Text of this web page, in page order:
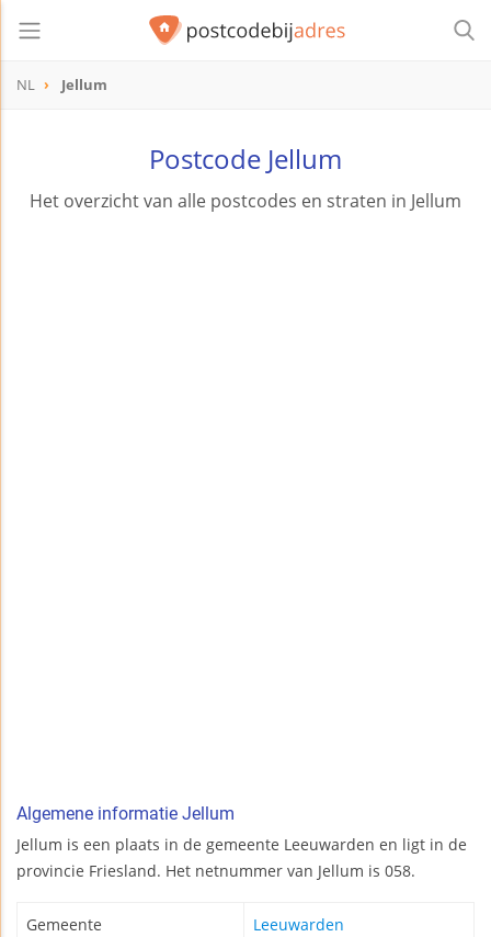
NL Jellum
Postcode Jellum
Het overzicht van alle postcodes en straten in Jellum
Algemene informatie Jellum
Jellum is een plaats in de gemeente Leeuwarden en ligt in de
provincie Friesland. Het netnummer van Jellum is 058.
Gemeente Leeuwarden